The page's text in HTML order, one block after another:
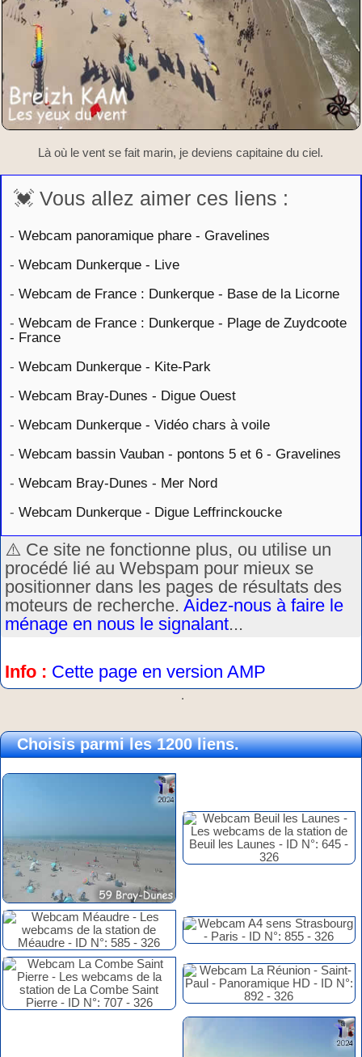
Là où le vent se fait marin, je deviens capitaine du ciel.
💓 Vous allez aimer ces liens :
- Webcam panoramique phare - Gravelines
- Webcam Dunkerque - Live
- Webcam de France : Dunkerque - Base de la Licorne
- Webcam de France : Dunkerque - Plage de Zuydcoote
- France
- Webcam Dunkerque - Kite-Park
- Webcam Bray-Dunes - Digue Ouest
- Webcam Dunkerque - Vidéo chars à voile
- Webcam bassin Vauban - pontons 5 et 6 - Gravelines
- Webcam Bray-Dunes - Mer Nord
- Webcam Dunkerque - Digue Leffrinckoucke
⚠️ Ce site ne fonctionne plus, ou utilise un
procédé lié au Webspam pour mieux se
positionner dans les pages de résultats des
moteurs de recherche. Aidez-nous à faire le
ménage en nous le signalant...
Info : Cette page en version AMP
.
Choisis parmi les 1200 liens.